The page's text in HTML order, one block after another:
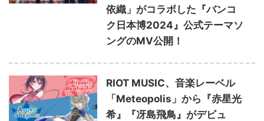
依織」がコラボした『バンコ
ク日本博2024』公式テーマソ
ングのMV公開！
RIOT MUSIC、音楽レーベル
「Meteopolis」から『赤星光
希』『冴島飛鳥』がデビュ